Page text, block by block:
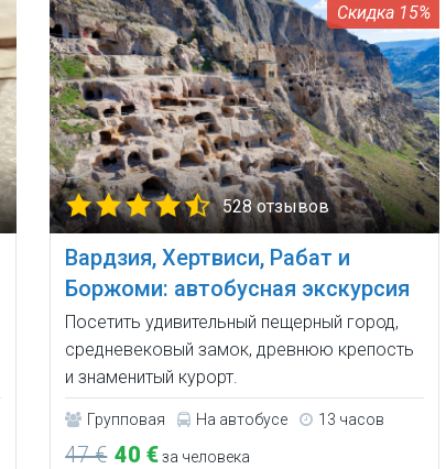
15%
528 отзывов
Вардзия, Хертвиси, Рабат и
Боржоми: автобусная экскурсия
Посетить удивительный пещерный город,
средневековый замок, древнюю крепость
и знаменитый курорт.
Групповая На автобусе 13 часов
47 € 40 €за человека